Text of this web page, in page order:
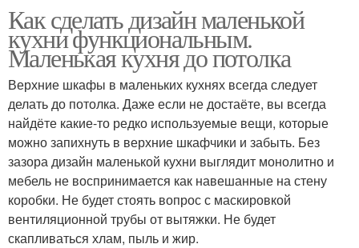
Как сделать дизайн маленькой
кухни функциональным.
Маленькая кухня до потолка
Верхние шкафы в маленьких кухнях всегда следует
делать до потолка. Даже если не достаёте, вы всегда
найдёте какие-то редко используемые вещи, которые
можно запихнуть в верхние шкафчики и забыть. Без
зазора дизайн маленькой кухни выглядит монолитно и
мебель не воспринимается как навешанные на стену
коробки. Не будет стоять вопрос с маскировкой
вентиляционной трубы от вытяжки. Не будет
скапливаться хлам, пыль и жир.